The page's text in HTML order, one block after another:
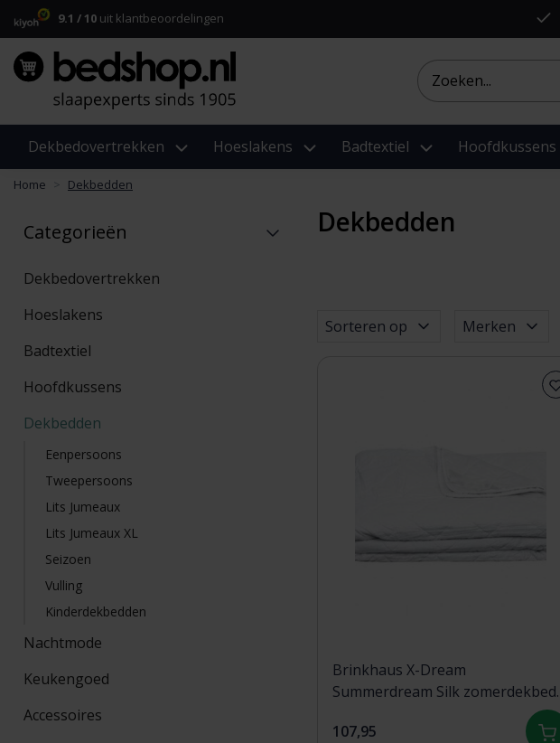
9.1 / 10 uit klantbeoordelingen
Dekbedovertrekken Hoeslakens Badtextiel Hoofdkussens
Home Dekbedden
Categorieën
Dekbedovertrekken
Hoeslakens
Badtextiel
Hoofdkussens
Dekbedden
Eenpersoons
Tweepersoons
Lits Jumeaux
Lits Jumeaux XL
Seizoen
Vulling
Kinderdekbedden
Nachtmode
Keukengoed
Accessoires
Dekbedden
Sorteren op Merken
Brinkhaus X-Dream
Summerdream Silk zomerdekbed
107,95